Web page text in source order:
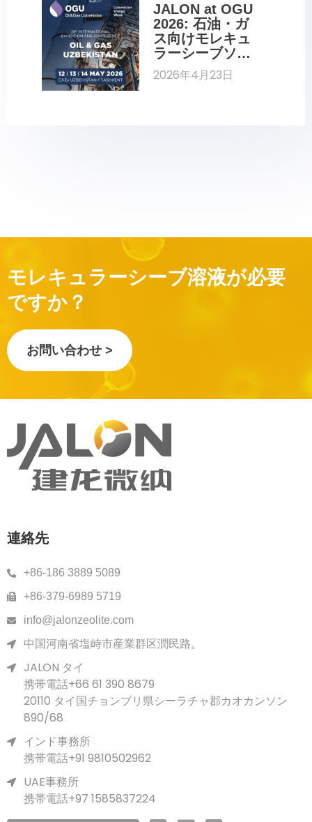
JALON at OGU
2026: 石油・ガ
ス向けモレキュ
ラーシーブソリ
ューション
2026年4月23日
モレキュラーシーブ溶液が必要
ですか？
お問い合わせ >
連絡先
+86-186 3889 5089
+86-379-6989 5719
info@jalonzeolite.com
中国河南省塩峙市産業群区潤民路。
JALON タイ
携帯電話+66 61 390 8679
20110 タイ国チョンブリ県シーラチャ郡カオカンソン
890/68
インド事務所
携帯電話+91 9810502962
UAE事務所
携帯電話+97 1585837224